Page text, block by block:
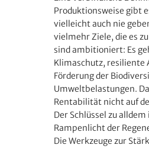
Produktionsweise gibt
vielleicht auch nie
vielmehr Ziele, die es
sind ambitioniert: Es
Klimaschutz, resiliente
Förderung der
Umweltbelastungen.
Rentabilität nicht auf
Der Schlüssel zu
Rampenlicht der
Die Werkzeuge zur